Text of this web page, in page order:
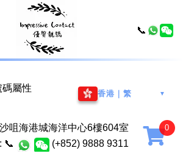
屬性
香港｜繁 ▼
咀海港城海洋中心6樓604室
📞 (+852) 9888 9311
📞